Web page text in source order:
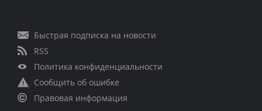
Быстрая подписка на новости
RSS
Политика конфиденциальности
Сообщить об ошибке
Правовая информация